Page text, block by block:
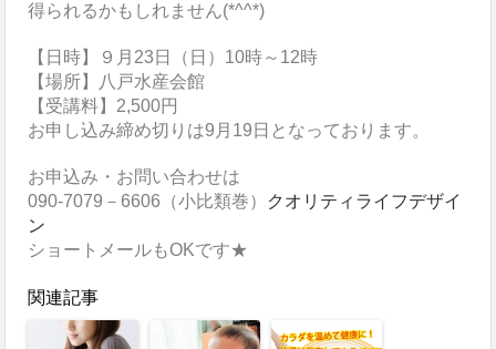
得られるかもしれません(*^^*)
【日時】９月23日（日）10時～12時
【場所】八戸水産会館
【受講料】2,500円
お申し込み締め切りは9月19日となっております。
お申込み・お問い合わせは
090-7079－6606（小比類巻） クオリティライフデザイ
ン
ショートメールもOKです★
関連記事